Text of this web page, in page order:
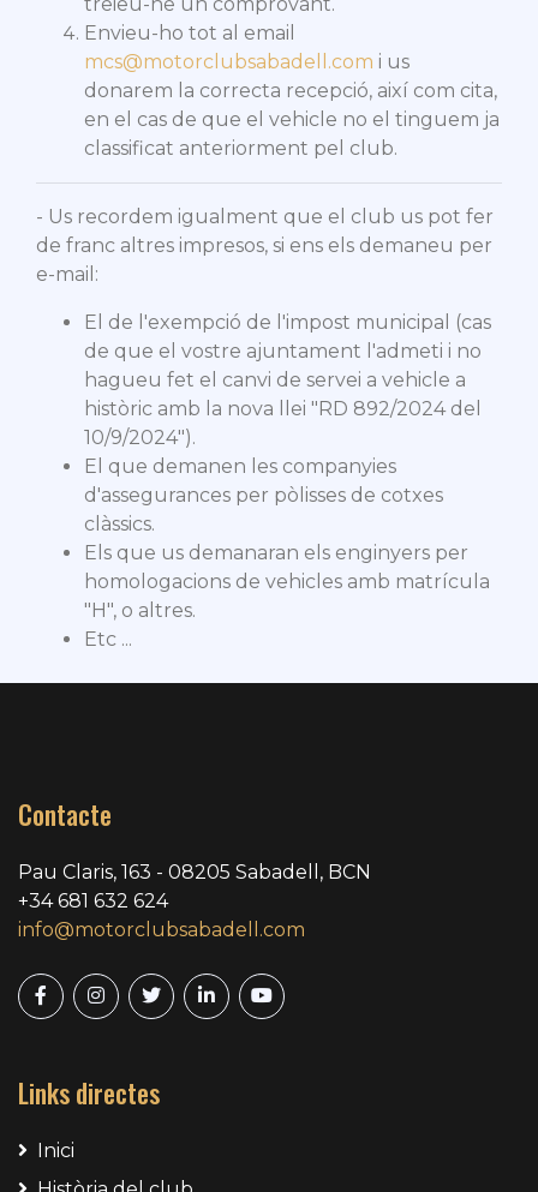
Envieu-ho tot al email
mcs@motorclubsabadell.com i us
donarem la correcta recepció, així com cita,
en el cas de que el vehicle no el tinguem ja
classificat anteriorment pel club.
- Us recordem igualment que el club us pot fer
de franc altres impresos, si ens els demaneu per
e-mail:
El de l'exempció de l'impost municipal (cas
de que el vostre ajuntament l'admeti i no
hagueu fet el canvi de servei a vehicle a
històric amb la nova llei "RD 892/2024 del
10/9/2024").
El que demanen les companyies
d'assegurances per pòlisses de cotxes
clàssics.
Els que us demanaran els enginyers per
homologacions de vehicles amb matrícula
"H", o altres.
Etc ...
Contacte
Pau Claris, 163 - 08205 Sabadell, BCN
+34 681 632 624
info@motorclubsabadell.com
Links directes
Inici